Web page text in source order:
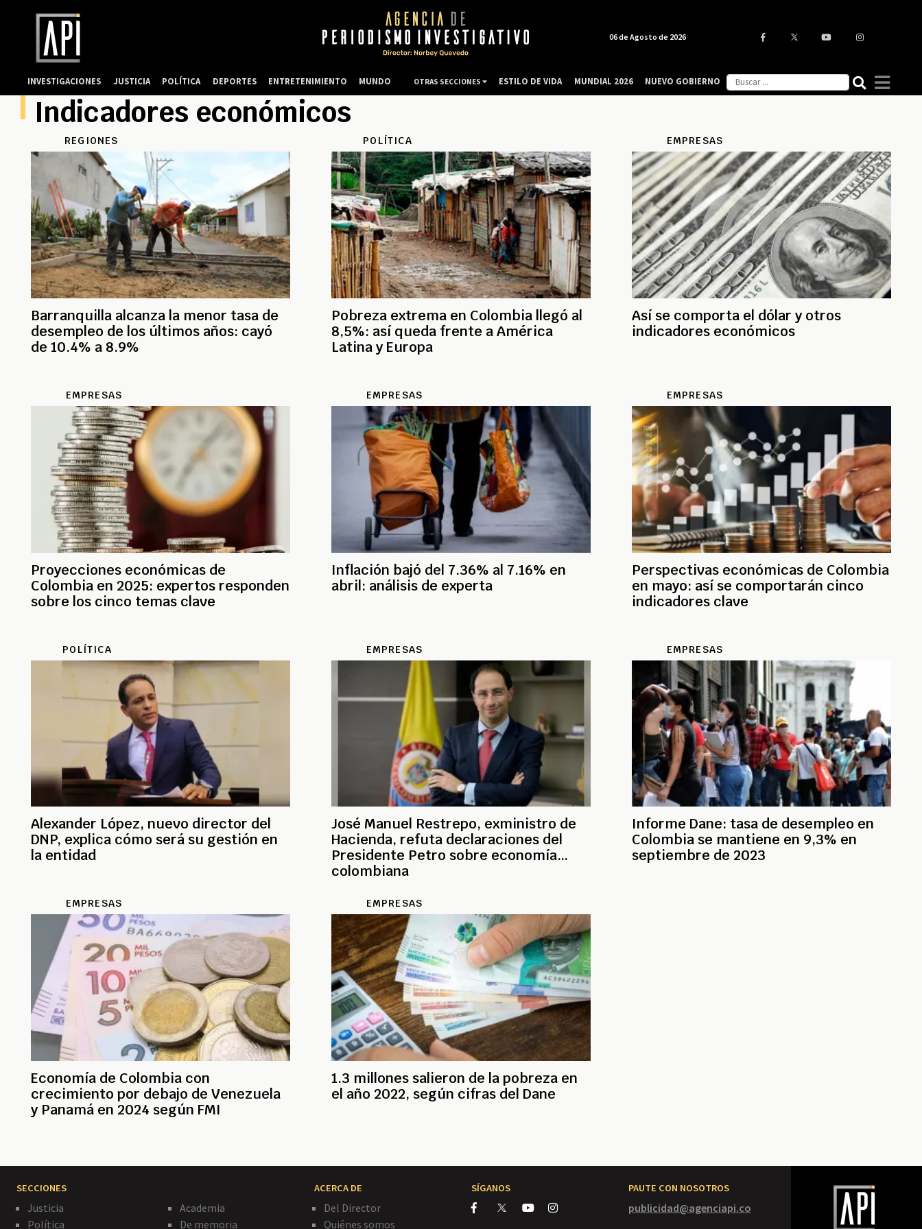
Indicadores económicos
REGIONES
Barranquilla alcanza la menor tasa de
desempleo de los últimos años: cayó
de 10.4% a 8.9%
POLÍTICA
Pobreza extrema en Colombia llegó al
8,5%: así queda frente a América
Latina y Europa
EMPRESAS
Así se comporta el dólar y otros
indicadores económicos
EMPRESAS
Proyecciones económicas de
Colombia en 2025: expertos responden
sobre los cinco temas clave
EMPRESAS
Inflación bajó del 7.36% al 7.16% en
abril: análisis de experta
EMPRESAS
Perspectivas económicas de Colombia
en mayo: así se comportarán cinco
indicadores clave
POLÍTICA
Alexander López, nuevo director del
DNP, explica cómo será su gestión en
la entidad
EMPRESAS
José Manuel Restrepo, exministro de
Hacienda, refuta declaraciones del
Presidente Petro sobre economía
colombiana
EMPRESAS
Informe Dane: tasa de desempleo en
Colombia se mantiene en 9,3% en
septiembre de 2023
EMPRESAS
Economía de Colombia con
crecimiento por debajo de Venezuela
y Panamá en 2024 según FMI
EMPRESAS
1.3 millones salieron de la pobreza en
el año 2022, según cifras del Dane
SECCIONES
Justicia
Política
Academia
De memoria
ACERCA DE
Del Director
Quiénes somos
SÍGANOS PAUTE CON NOSOTROS
publicidad@agenciapi.co
06 de Agosto de 2026
INVESTIGACIONES JUSTICIA POLÍTICA DEPORTES ENTRETENIMIENTO MUNDO OTRAS SECCIONES ESTILO DE VIDA MUNDIAL 2026 NUEVO GOBIERNO